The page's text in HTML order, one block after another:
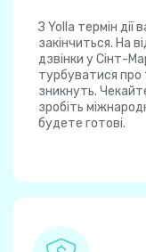
З Yolla термін дії
закінчиться. На
дзвінки у Сінт-
турбуватися про
зникнуть.
зробіть
будете готові.